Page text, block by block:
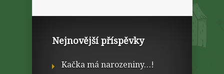
Nejnovější příspěvky
Kačka má narozeniny…!